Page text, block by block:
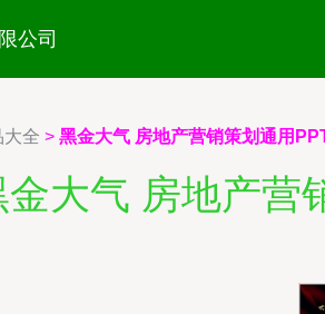
公司
大全 > 黑金大气 房地产营销策划通用
金大气 房地产营